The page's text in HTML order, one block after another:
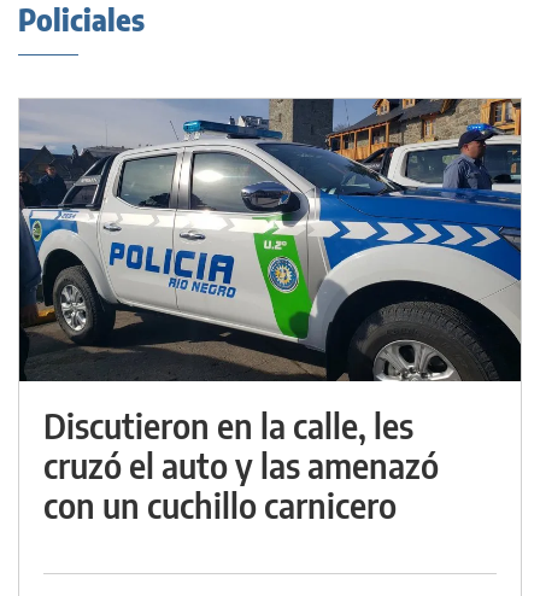
Policiales
Discutieron en la calle, les
cruzó el auto y las amenazó
con un cuchillo carnicero